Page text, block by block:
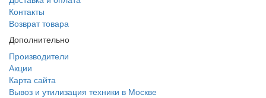
Контакты
Возврат товара
Дополнительно
Производители
Акции
Карта сайта
Вывоз и утилизация техники в Москве